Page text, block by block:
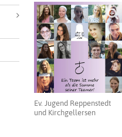
Ev. Jugend Reppenstedt
und Kirchgellersen